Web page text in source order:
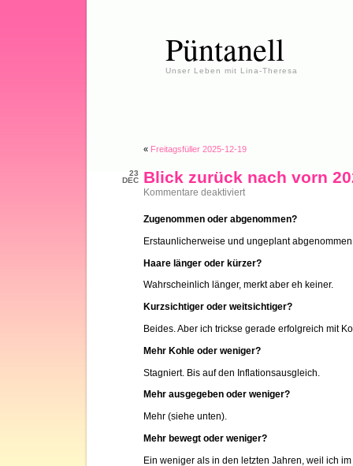
Püntanell
Unser Leben mit Lina-Theresa
« Freitagsfüller 2025-12-19
23
DEC
Blick zurück nach vorn
Kommentare deaktiviertfür
nach
2025
Zugenommen oder abgenommen?
Erstaunlicherweise und ungeplant
Haare länger oder kürzer?
Wahrscheinlich länger, merkt aber eh keiner.
Kurzsichtiger oder weitsichtiger?
Beides. Aber ich trickse gerade erfolgreich mit
Mehr Kohle oder weniger?
Stagniert. Bis auf den Inflationsausgleich.
Mehr ausgegeben oder weniger?
Mehr (siehe unten).
Mehr bewegt oder weniger?
Ein weniger als in den letzten Jahren, weil ich